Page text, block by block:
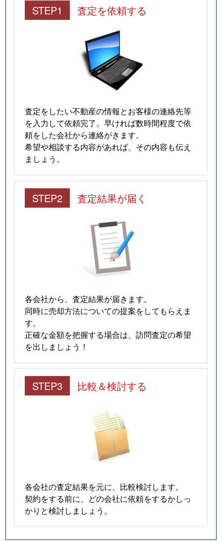
STEP1 査定を依頼する
査定をしたい不動産の情報とお客様の連絡先等
を入力して依頼完了。早ければ数時間程度で依
頼をした会社から連絡がきます。
希望や相談する内容があれば、その内容も伝え
ましょう。
STEP2 査定結果が届く
各会社から、査定結果が届きます。
同時に売却方法についての提案をしてもらえま
す。
正確な金額を把握する場合は、訪問査定の希望
を出しましょう！
STEP3 比較＆検討する
各会社の査定結果を元に、比較検討します。
契約をする前に、どの会社に依頼をするかしっ
かりと検討しましょう。